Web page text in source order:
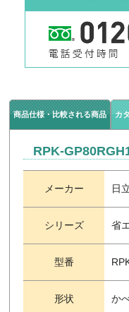
商品仕様・比較される商品 カ
RPK-
メーカー 日
シリーズ 省
型番
形状 か